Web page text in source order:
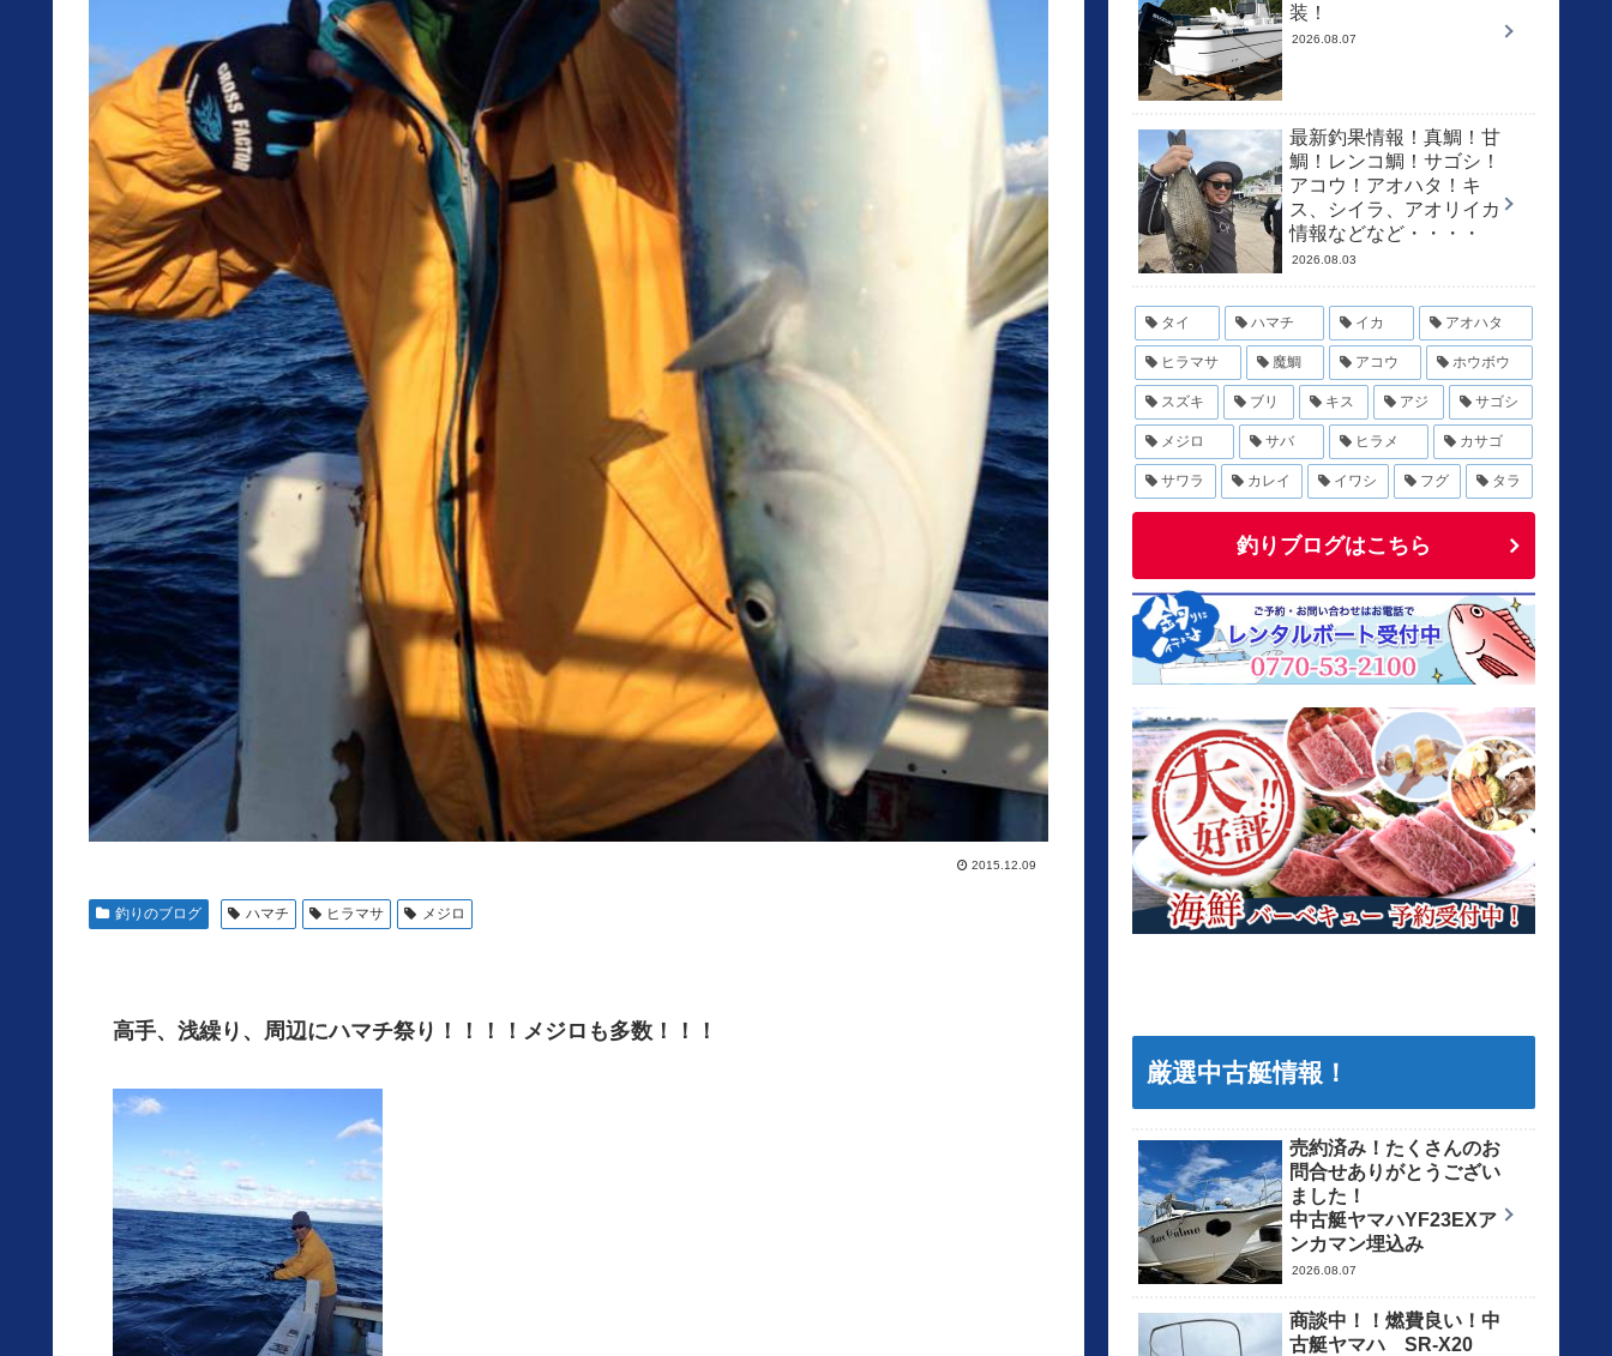
2015.12.09
釣りのブログ ハマチ ヒラマサ メジロ
高手、浅繰り、周辺にハマチ祭り！！！！メジロも多数！！！
装！
2026.08.07
最新釣果情報！真鯛！甘
鯛！レンコ鯛！サゴシ！
アコウ！アオハタ！キ
ス、シイラ、アオリイカ
情報などなど・・・・
2026.08.03
タイ ハマチ イカ アオハタ
ヒラマサ 魔鯛 アコウ ホウボウ
スズキ ブリ キス アジ サゴシ
メジロ サバ ヒラメ カサゴ
サワラ カレイ イワシ フグ タラ
釣りブログはこちら
厳選中古艇情報！
売約済み！たくさんのお
問合せありがとうござい
ました！
中古艇ヤマハYF23EXア
ンカマン埋込み
2026.08.07
商談中！！燃費良い！中
古艇ヤマハ SR-X20